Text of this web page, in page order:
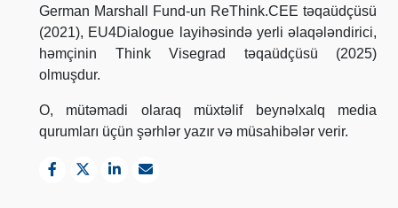
German Marshall Fund-un ReThink.CEE təqaüdçüsü
(2021), EU4Dialogue layihəsində yerli əlaqələndirici,
həmçinin Think Visegrad təqaüdçüsü (2025)
olmuşdur.
O, mütəmadi olaraq müxtəlif beynəlxalq media
qurumları üçün şərhlər yazır və müsahibələr verir.